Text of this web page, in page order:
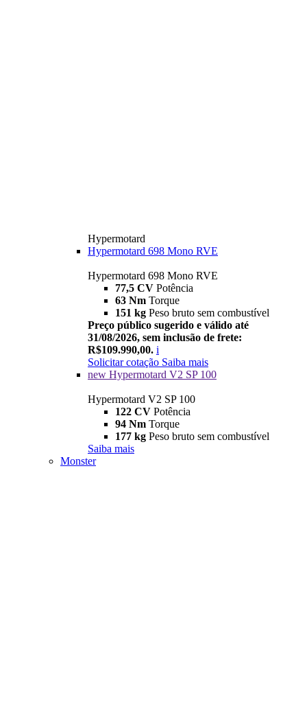
Hypermotard
Hypermotard 698 Mono RVE
Hypermotard 698 Mono RVE
77,5 CV Potência
63 Nm Torque
151 kg Peso bruto sem combustível
Preço público sugerido e válido até
31/08/2026, sem inclusão de frete:
R$109.990,00. i
Solicitar cotação Saiba mais
new Hypermotard V2 SP 100
Hypermotard V2 SP 100
122 CV Potência
94 Nm Torque
177 kg Peso bruto sem combustível
Saiba mais
Monster